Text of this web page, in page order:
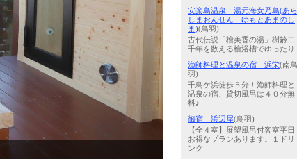
2024年6月サウナ付き露天
安楽島温泉 湯元海女乃島(あら
しまおんせん ゆもとあまのし
ま)(鳥羽)
古代伝説「檜美香の湯」樹齢二
千年を数える檜浴槽でゆったり
漁師料理と温泉の宿 浜栄(南鳥
羽)
千鳥ケ浜徒歩５分！漁師料理と
温泉の宿、貸切風呂は４０分無
料♪
御宿 浜辺屋(鳥羽)
【全４室】展望風呂付客室平日
お得なプランあります。１ドリ
ンク